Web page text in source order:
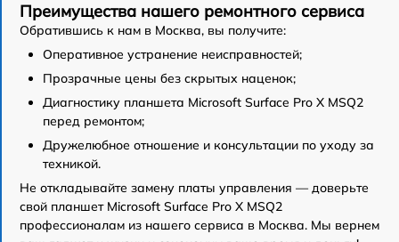
Преимущества нашего ремонтного сервиса
Обратившись к нам в Москва, вы получите:
Оперативное устранение неисправностей;
Прозрачные цены без скрытых наценок;
Диагностику планшета Microsoft Surface Pro X MSQ2
перед ремонтом;
Дружелюбное отношение и консультации по уходу за
техникой.
Не откладывайте замену платы управления — доверьте
свой планшет Microsoft Surface Pro X MSQ2
профессионалам из нашего сервиса в Москва. Мы вернем